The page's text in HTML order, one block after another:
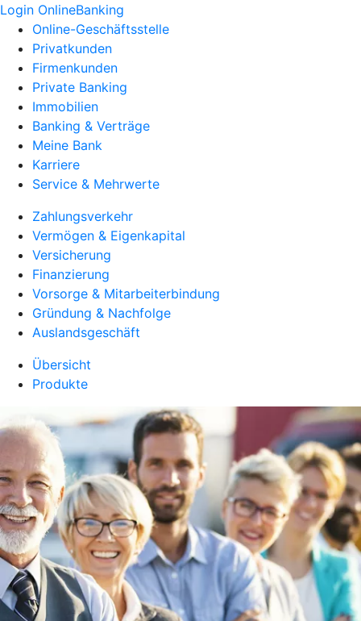
Login OnlineBanking
Online-Geschäftsstelle
Privatkunden
Firmenkunden
Private Banking
Immobilien
Banking & Verträge
Meine Bank
Karriere
Service & Mehrwerte
Zahlungsverkehr
Vermögen & Eigenkapital
Versicherung
Finanzierung
Vorsorge & Mitarbeiterbindung
Gründung & Nachfolge
Auslandsgeschäft
Übersicht
Produkte